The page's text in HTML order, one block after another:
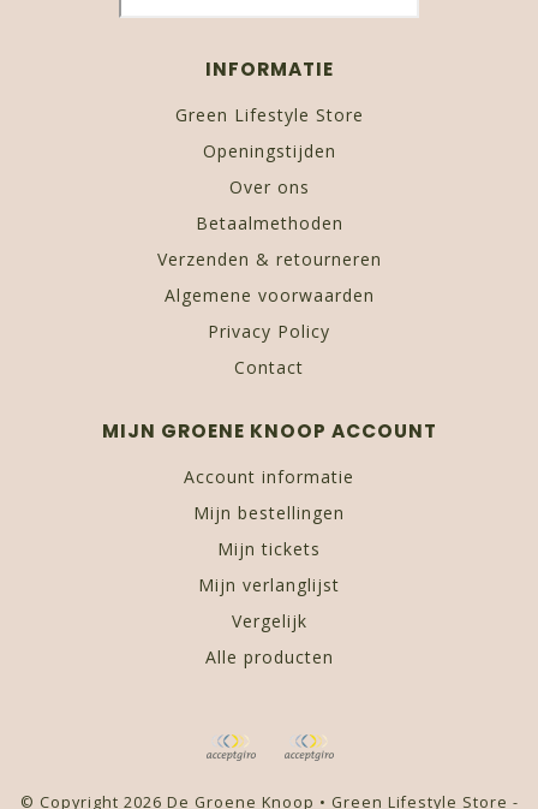
INFORMATIE
Green Lifestyle Store
Openingstijden
Over ons
Betaalmethoden
Verzenden & retourneren
Algemene voorwaarden
Privacy Policy
Contact
MIJN GROENE KNOOP ACCOUNT
Account informatie
Mijn bestellingen
Mijn tickets
Mijn verlanglijst
Vergelijk
Alle producten
© Copyright 2026 De Groene Knoop • Green Lifestyle Store -